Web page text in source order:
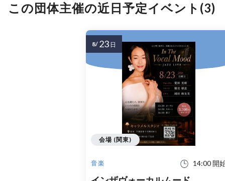
この団体主催の近日予定イベント(3)
音楽 14:00 開
会場 (関東)
8/ 23 日